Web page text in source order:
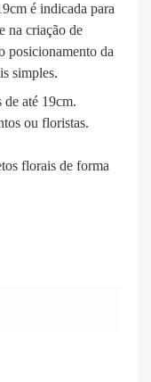
é indicada para
na criação de
posicionamento da
simples.
até 19cm.
ou floristas.
florais de forma